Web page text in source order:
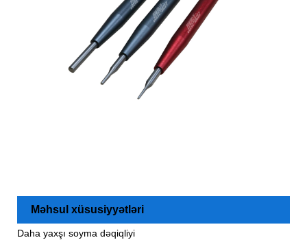
Məhsul xüsusiyyətləri
Daha yaxşı soyma dəqiqliyi